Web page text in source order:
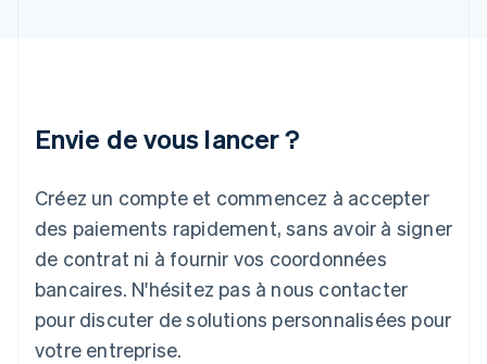
Envie de vous lancer ?
Créez un compte et commencez à accepter
des paiements rapidement, sans avoir à signer
de contrat ni à fournir vos coordonnées
bancaires. N'hésitez pas à nous contacter
pour discuter de solutions personnalisées pour
votre entreprise.
Japon
Lettonie
English
Liechtenstein
DeutschEnglish
Lituanie
Luxembourg
FrançaisDeutschEnglish